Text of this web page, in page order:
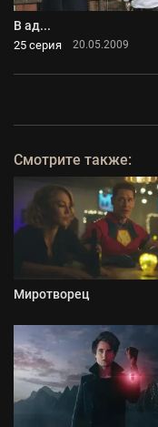
В ад...
25 серия 20.05.2009
Смотрите также:
Миротворец